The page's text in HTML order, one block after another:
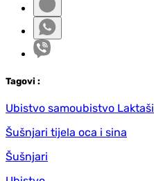
Tagovi :
Ubistvo samoubistvo Laktaši
Šušnjari tijela oca i sina
Šušnjari